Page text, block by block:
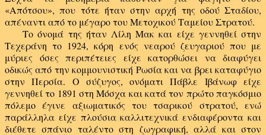
«Απότσου», που τότε ήταν στην αρχή της οδού Σταδίου,
απέναντι από το μέγαρο του Μετοχικού Ταμείου Στρατού.
Το όνομά της ήταν Λίλη Μακ και είχε γεννηθεί στην
Τεχεράνη το 1924, κόρη ενός νεαρού ζευγαριού που με
μύριες όσες περιπέτειες είχε κατορθώσει να διαφύγει
οδικώς από την κομμουνιστική Ρωσία και να βρει καταφύγιο
στην Περσία. Ο σύζυγος, ονόματι Πάβλε Ιβάνωφ είχε
γεννηθεί το 1891 στη Μόσχα και κατά τον πρώτο παγκόσμιο
πόλεμο έγινε αξιωματικός του τσαρικού στρατού, ενώ
παράλληλα είχε πλούσια καλλιτεχνικά ενδιαφέροντα και
διέθετε σπάνιο ταλέντο στη ζωγραφική, αλλά και στον